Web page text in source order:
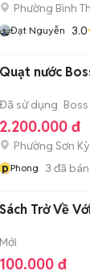
Phường Bình
Đạt Nguyễn 3.0
Quạt nước
Đã sử dụng Boss
2.200.000 đ
Phường Sơn Kỳ
pPhong 3 đã bán
Sách Trở Về
Mới
100.000 đ